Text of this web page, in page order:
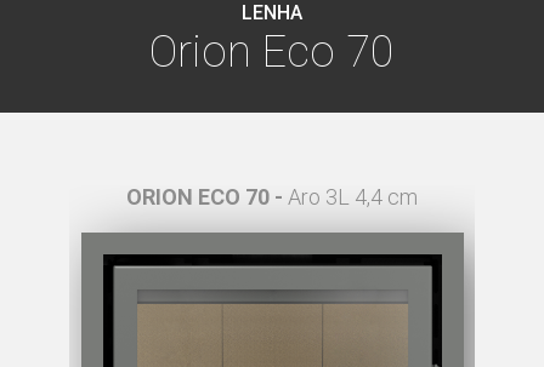
LENHA
Orion Eco 70
ORION ECO 70 -Aro 3L 4,4 cm